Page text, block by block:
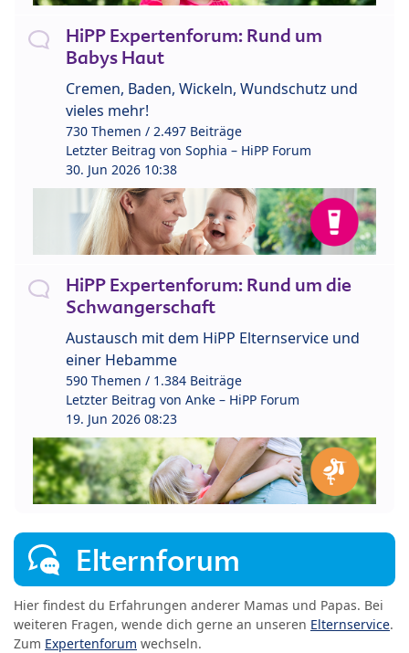
HiPP Expertenforum: Rund um
Babys Haut
Cremen, Baden, Wickeln, Wundschutz und
vieles mehr!
730 Themen / 2.497 Beiträge
Letzter Beitrag von Sophia – HiPP Forum
30. Jun 2026 10:38
HiPP Expertenforum: Rund um die
Schwangerschaft
Austausch mit dem HiPP Elternservice und
einer Hebamme
590 Themen / 1.384 Beiträge
Letzter Beitrag von Anke – HiPP Forum
19. Jun 2026 08:23
Elternforum
Hier findest du Erfahrungen anderer Mamas und Papas. Bei
weiteren Fragen, wende dich gerne an unseren Elternservice.
Zum Expertenforum wechseln.